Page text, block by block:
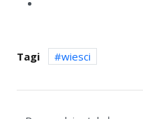
Tagi wiesci